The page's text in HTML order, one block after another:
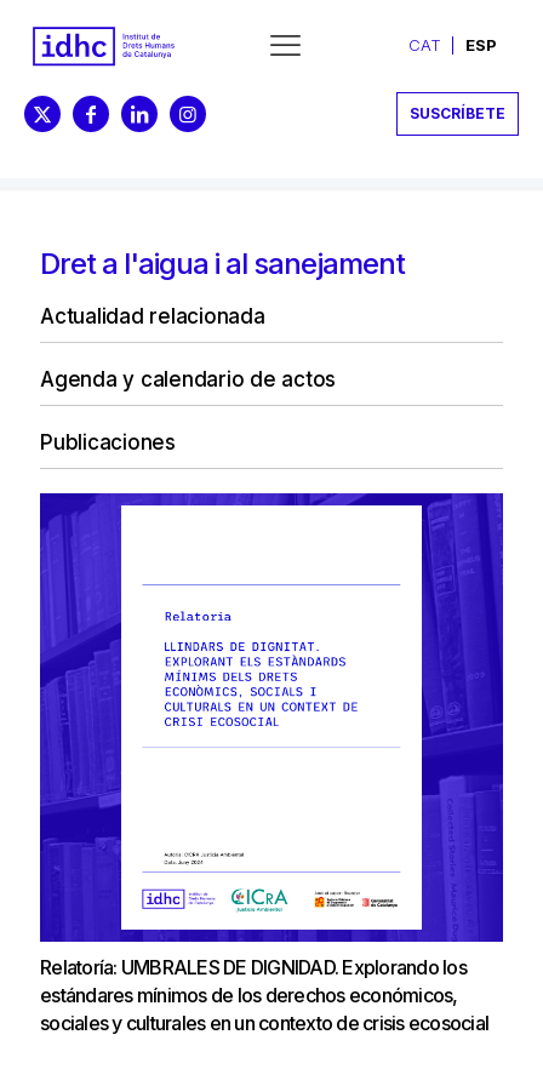
CAT ESP
SUSCRÍBETE
Dret a l'aigua i al sanejament
Actualidad relacionada
Agenda y calendario de actos
Publicaciones
Relatoría: UMBRALES DE DIGNIDAD. Explorando los
estándares mínimos de los derechos económicos,
sociales y culturales en un contexto de crisis ecosocial